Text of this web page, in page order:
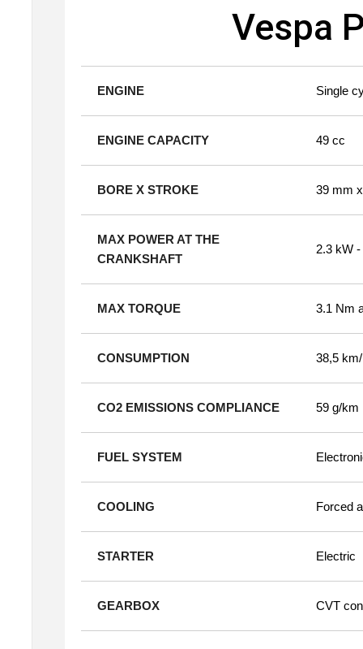
Vespa
ENGINE Single
ENGINE CAPACITY 49 cc
BORE X STROKE 39 mm
MAX POWER AT THE
CRANKSHAFT
2.3 kW
MAX TORQUE 3.1 Nm
CONSUMPTION 38,5
CO2 EMISSIONS COMPLIANCE 59 g/km
FUEL SYSTEM
COOLING Forced
STARTER Electric
GEARBOX CVT